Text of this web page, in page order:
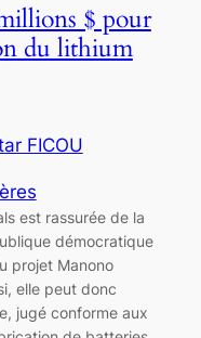
$ pour
du lithium
FICOU
est rassurée de la
démocratique
projet Manono
elle peut donc
jugé conforme aux